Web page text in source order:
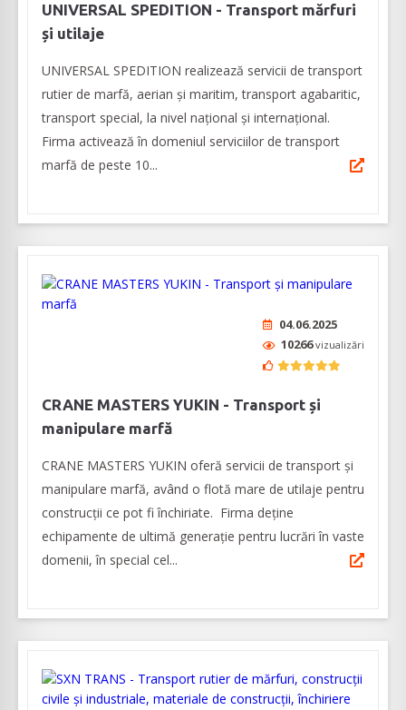
UNIVERSAL SPEDITION - Transport mărfuri
și utilaje
UNIVERSAL SPEDITION realizează servicii de transport
rutier de marfă, aerian și maritim, transport agabaritic,
transport special, la nivel național și internațional.
Firma activează în domeniul serviciilor de transport
marfă de peste 10...
04.06.2025
10266vizualizări
CRANE MASTERS YUKIN - Transport și
manipulare marfă
CRANE MASTERS YUKIN oferă servicii de transport și
manipulare marfă, având o flotă mare de utilaje pentru
construcții ce pot fi închiriate. Firma deține
echipamente de ultimă generație pentru lucrări în vaste
domenii, în special cel...